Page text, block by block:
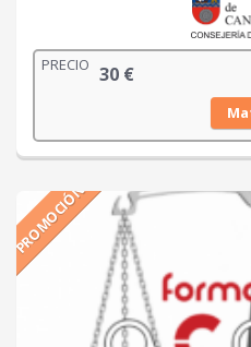
PRECIO 30 €
PROMOCIÓN